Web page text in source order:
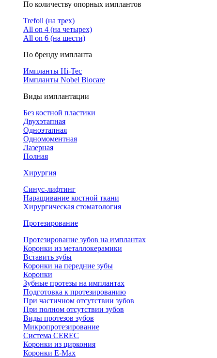
По количеству опорных имплантов
Trefoil (на трех)
All on 4 (на четырех)
All on 6 (на шести)
По бренду импланта
Импланты Hi-Tec
Импланты Nobel Biocare
Виды имплантации
Без костной пластики
Двухэтапная
Одноэтапная
Одномоментная
Лазерная
Полная
Хирургия
Синус-лифтинг
Наращивание костной ткани
Хирургическая стоматология
Протезирование
Протезирование зубов на имплантах
Коронки из металлокерамики
Вставить зубы
Коронки на передние зубы
Коронки
Зубные протезы на имплантах
Подготовка к протезированию
При частичном отсутствии зубов
При полном отсутствии зубов
Виды протезов зубов
Микропротезирование
Система CEREC
Коронки из циркония
Коронки E-Max